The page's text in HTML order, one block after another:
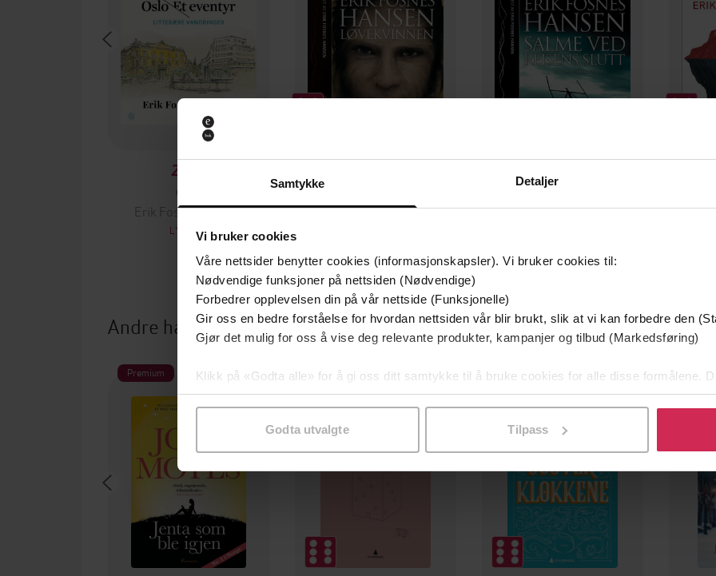
Samtykke Detaljer
Vi bruker cookies
Våre nettsider benytter cookies (informasjonskapsler). Vi bruker cookies til:
Nødvendige funksjoner på nettsiden (Nødvendige)
Forbedrer opplevelsen din på vår nettside (Funksjonelle)
Gir oss en bedre forståelse for hvordan nettsiden vår blir brukt, slik at vi kan forbedre den
Gjør det mulig for oss å vise deg relevante produkter, kampanjer og tilbud (Markedsføring)
Klikk på «Godta alle» for å gi oss ditt samtykke til å bruke cookies for alle disse formålene.
samtykke til spesifikke formål ved å klikke på «Tilpass». Du kan når som helst trekke
Godta utvalgte Tilpass
249,-
Oslo
Erik Fosnes Hansen
LYDBOK
Erik Fosnes Hansen
Salme ved reisens slutt
Erik Fosnes Hansen
Andre har også kjøpt
Premium